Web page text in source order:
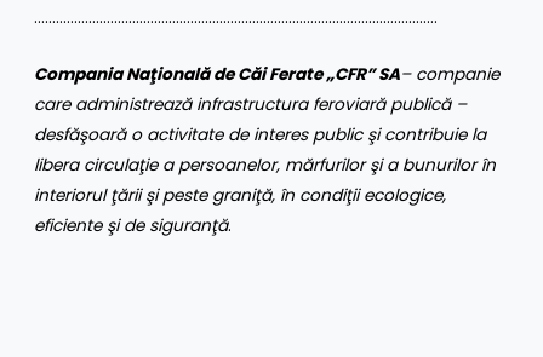
…………………………………………………………………………………………………
Compania Naţională de Căi Ferate „CFR” SA– companie
care administrează infrastructura feroviară publică –
desfăşoară o activitate de interes public şi contribuie la
libera circulaţie a persoanelor, mărfurilor şi a bunurilor în
interiorul ţării şi peste graniţă, în condiţii ecologice,
eficiente şi de siguranţă.